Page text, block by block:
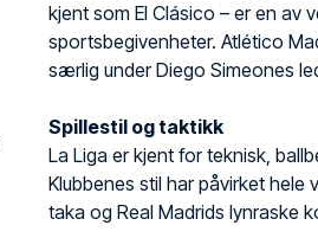
kjent som El Clásico – er en av
sportsbegivenheter. Atlético
særlig under Diego Simeones
Spillestil og taktikk
La Liga er kjent for teknisk,
Klubbenes stil har påvirket hele
taka og Real Madrids lynraske